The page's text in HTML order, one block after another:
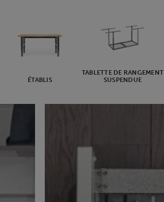
ÉTABLIS
TABLETTE DE RANGEMENT
SUSPENDUE